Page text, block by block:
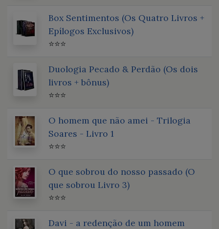
Box Sentimentos (Os Quatro Livros +
Epílogos Exclusivos)
⭐⭐⭐
Duologia Pecado & Perdão (Os dois
livros + bônus)
⭐⭐⭐
O homem que não amei - Trilogia
Soares - Livro 1
⭐⭐⭐
O que sobrou do nosso passado (O
que sobrou Livro 3)
⭐⭐⭐
Davi - a redenção de um homem